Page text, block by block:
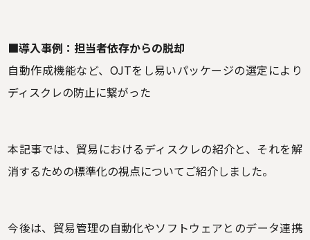
■導入事例：担当者依存からの脱却
自動作成機能など、OJTをし易いパッケージの選定により
ディスクレの防止に繋がった
本記事では、貿易におけるディスクレの紹介と、それを解
消するための標準化の視点についてご紹介しました。
今後は、貿易管理の自動化やソフトウェアとのデータ連携